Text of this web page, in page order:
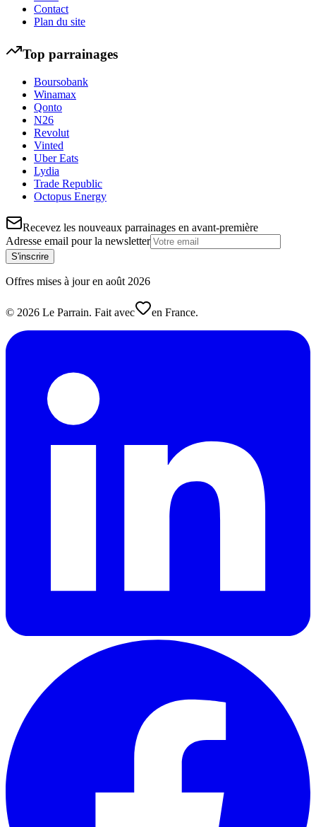
Contact
Plan du site
Top parrainages
Boursobank
Winamax
Qonto
N26
Revolut
Vinted
Uber Eats
Lydia
Trade Republic
Octopus Energy
Recevez les nouveaux parrainages en avant-première
Adresse email pour la newsletter
S'inscrire
Offres mises à jour en août 2026
© 2026 Le Parrain. Fait avec en France.